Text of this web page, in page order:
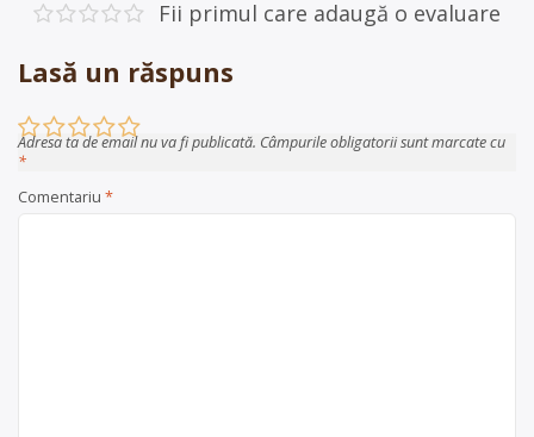
Fii primul care adaugă o evaluare
Lasă un răspuns
Adresa ta de email nu va fi publicată. Câmpurile obligatorii sunt marcate cu
*
Comentariu *